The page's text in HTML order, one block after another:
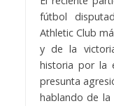
fútbol
Athletic Club
y de la
historia por la
presunta
hablando de la